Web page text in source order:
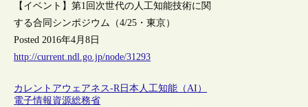
【イベント】第1回次世代の人工知能技術に関
する合同シンポジウム（4/25・東京）
Posted 2016年4月8日
http://current.ndl.go.jp/node/31293
カレントアウェアネス-R日本 人工知能（AI）
電子情報資源総務省